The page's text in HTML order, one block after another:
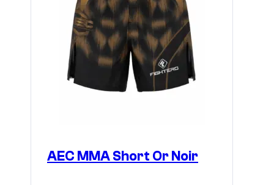
AEC MMA Short Or Noir